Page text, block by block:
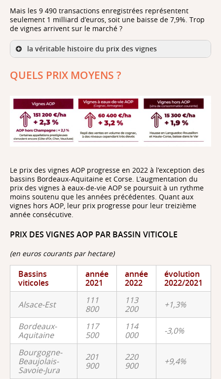
Mais les 9 490 transactions enregistrées représentent
seulement 1 milliard d’euros, soit une baisse de 7,9%. Trop
de vignes arrivent sur le marché ?
la véritable histoire du prix des vignes
QUELS PRIX MOYENS ?
Le prix des vignes AOP progresse en 2022 à l’exception des
bassins Bordeaux-Aquitaine et Corse. L’augmentation du
prix des vignes à eaux-de-vie AOP se poursuit à un rythme
moins soutenu que les années précédentes. Quant aux
vignes hors AOP, leur prix progresse pour leur treizième
année consécutive.
PRIX DES VIGNES AOP PAR BASSIN VITICOLE
(en euros courants par hectare)
Bassins
viticoles
année
2021
année
2022
évolution
2022/2021
Alsace-Est
111
800
113
200
+1,3%
Bordeaux-
Aquitaine
117
500
114
000
-3,0%
Bourgogne-
Beaujolais-
Savoie-Jura
201
900
220
900
+9,4%